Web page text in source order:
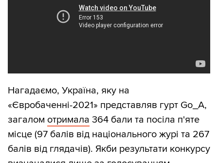
Нагадаємо, Україна, яку на
«Євробаченні-2021» представляв гурт Go_A,
загалом отримала 364 бали та посіла п'яте
місце (97 балів від національного журі та 267
балів від глядачів). Якби результати конкурсу